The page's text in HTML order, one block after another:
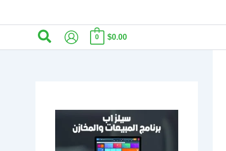
$0.00
0 البحث